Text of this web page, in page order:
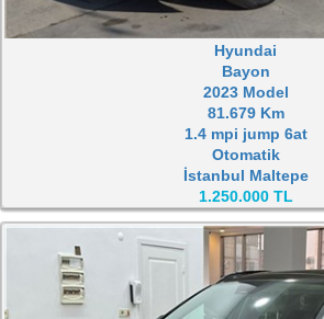
Hyundai
Bayon
2023 Model
81.679 Km
1.4 mpi jump 6at
Otomatik
İstanbul Maltepe
1.250.000 TL